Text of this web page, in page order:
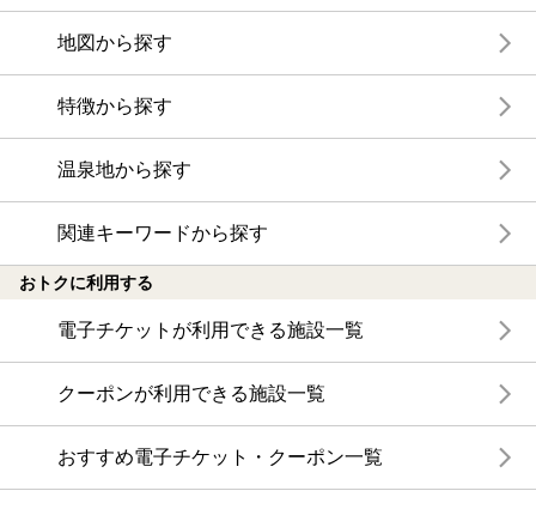
地図から探す
特徴から探す
温泉地から探す
関連キーワードから探す
おトクに利用する
電子チケットが利用できる施設一覧
クーポンが利用できる施設一覧
おすすめ電子チケット・クーポン一覧